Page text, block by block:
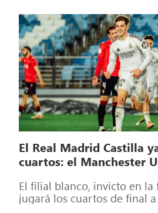
El Real Madrid Castilla
cuartos: el Manchester
El filial blanco, invicto en la
jugará los cuartos de final